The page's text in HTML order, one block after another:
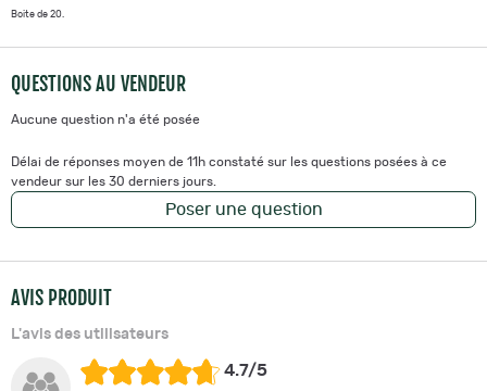
Boite de 20.
QUESTIONS AU VENDEUR
Aucune question n'a été posée
Délai de réponses moyen de 11h constaté sur les questions posées à ce
vendeur sur les 30 derniers jours.
Poser une question
AVIS PRODUIT
L'avis des utilisateurs
4.7/5